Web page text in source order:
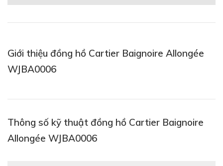
Giới thiệu đồng hồ Cartier Baignoire Allongée
WJBA0006
Thông số kỹ thuật đồng hồ Cartier Baignoire
Allongée WJBA0006